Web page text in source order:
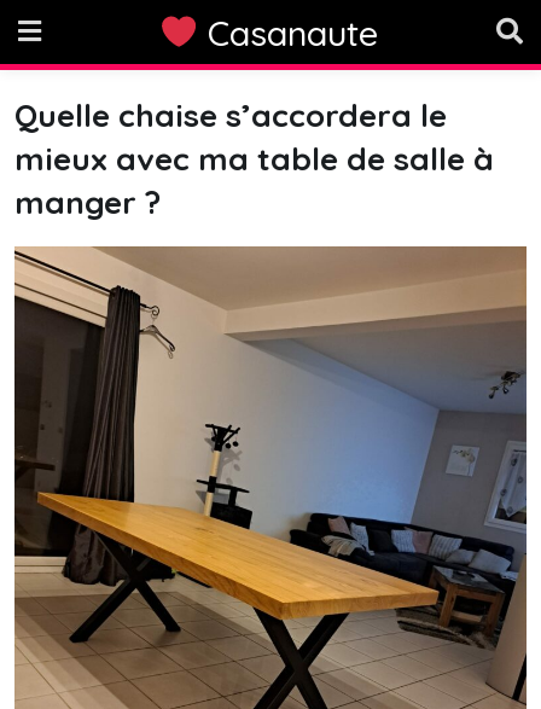
content
Casanaute
Quelle chaise s’accordera le
mieux avec ma table de salle à
manger ?